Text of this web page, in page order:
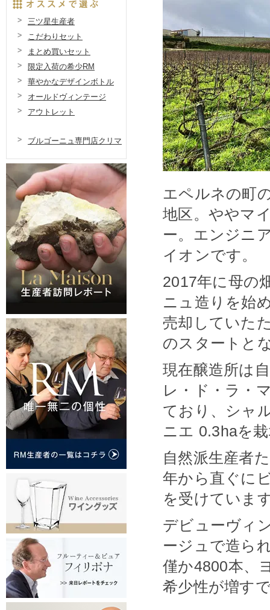
エペルネの町
地区。ややマ
ー。エンジニ
イオンです。
2017年に母の
ニュ造りを始
売却していた
のスタートと
現在醸造所は
レ・ド・ラ・
ており、シャ
ニエ 0.3haを
自然派生産者
年から直ぐに
を受けていま
デビューヴィ
ージュで造ら
僅か4800本、
希少性が増す
三ツ星生産者
こだわりセット
まとめ買いセット
限定入荷の希少RM
華やかなデザインボトル
オールドヴィンテージ
アウトレット
ブルゴーニュ専門店クリマ